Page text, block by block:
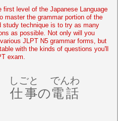
first level of the Japanese Language
master the grammar portion of the
study technique is to try as many
as possible. Not only will you
JLPT N5 grammar forms, but
with the kinds of questions you'll
exam.
仕事
しごと
の電話
でんわ